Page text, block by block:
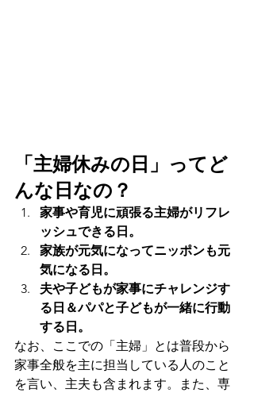
「主婦休みの日」ってど
んな日なの？
家事や育児に頑張る主婦がリフレ
ッシュできる日。
家族が元気になってニッポンも元
気になる日。
夫や子どもが家事にチャレンジす
る日＆パパと子どもが一緒に行動
する日。
なお、ここでの「主婦」とは普段から
家事全般を主に担当している人のこと
を言い、主夫も含まれます。また、専